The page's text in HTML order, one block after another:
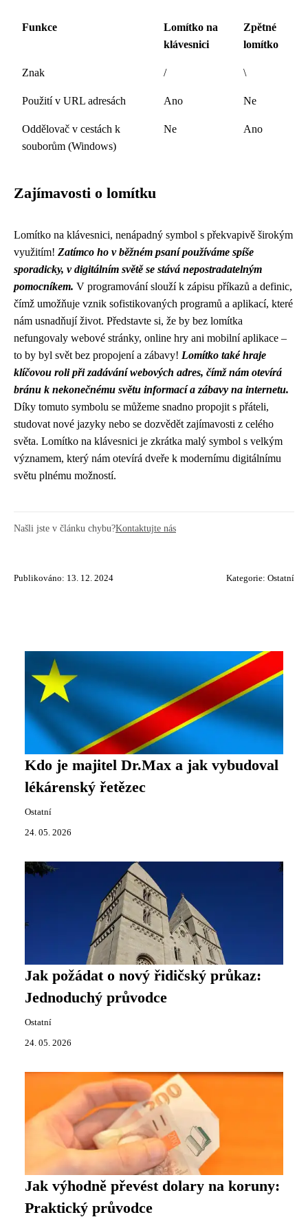
Funkce
Lomítko na
klávesnici
Zpětné
lomítko
Znak / \
Použití v URL adresách Ano Ne
Oddělovač v cestách k
souborům (Windows)
Ne Ano
Zajímavosti o lomítku
Lomítko na klávesnici, nenápadný symbol s překvapivě širokým
využitím! Zatímco ho v běžném psaní používáme spíše
sporadicky, v digitálním světě se stává nepostradatelným
pomocníkem. V programování slouží k zápisu příkazů a definic,
čímž umožňuje vznik sofistikovaných programů a aplikací, které
nám usnadňují život. Představte si, že by bez lomítka
nefungovaly webové stránky, online hry ani mobilní aplikace –
to by byl svět bez propojení a zábavy! Lomítko také hraje
klíčovou roli při zadávání webových adres, čímž nám otevírá
bránu k nekonečnému světu informací a zábavy na internetu.
Díky tomuto symbolu se můžeme snadno propojit s přáteli,
studovat nové jazyky nebo se dozvědět zajímavosti z celého
světa. Lomítko na klávesnici je zkrátka malý symbol s velkým
významem, který nám otevírá dveře k modernímu digitálnímu
světu plnému možností.
Našli jste v článku chybu?Kontaktujte nás
Publikováno: 13. 12. 2024 Kategorie: Ostatní
Kdo je majitel Dr.Max a jak vybudoval
lékárenský řetězec
Ostatní
24. 05. 2026
Jak požádat o nový řidičský průkaz:
Jednoduchý průvodce
Ostatní
24. 05. 2026
Jak výhodně převést dolary na koruny:
Praktický průvodce